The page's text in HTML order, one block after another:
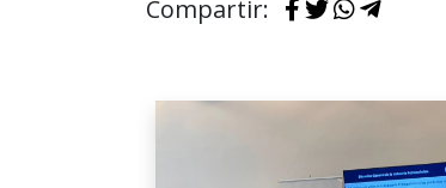
Compartir: